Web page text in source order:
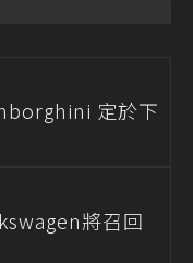
定於下
將召回